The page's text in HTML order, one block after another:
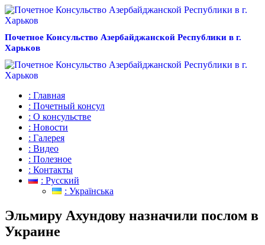
Почетное Консульство Азербайджанской Республики в г.
Харьков
: Главная
: Почетный консул
: О консульстве
: Новости
: Галерея
: Видео
: Полезное
: Контакты
: Русский
: Українська
Эльмиру Ахундову назначили послом в
Украине